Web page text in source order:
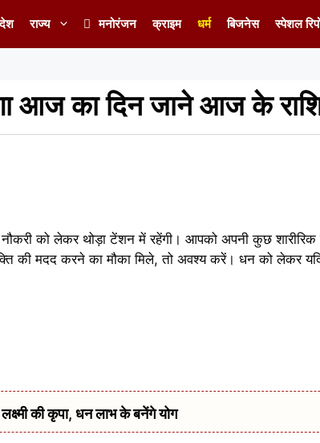
राज्य मनोरंजन क्राइम धर्म बिजनेस स्पेशल
आज का दिन जाने आज के
को लेकर थोड़ा टेंशन में रहेंगी। आपको अपनी कुछ
मदद करने का मौका मिले, तो अवश्य करें। धन को लेकर
की कृपा, धन लाभ के बनेंगे योग